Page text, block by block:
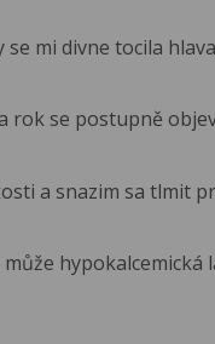
mi divne tocila
rok se postupně
a snazim sa tlmit